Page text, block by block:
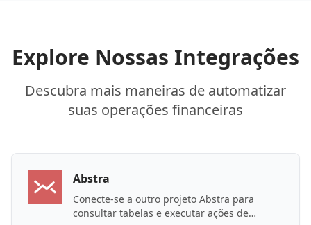
Explore Nossas Integrações
Descubra mais maneiras de automatizar
suas operações financeiras
Abstra
Conecte-se a outro projeto Abstra para
consultar tabelas e executar ações de